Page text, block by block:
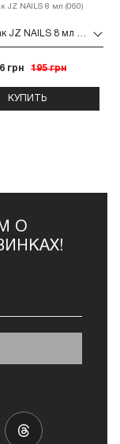
JZ NAILS 8 мл (060)
Гель-лак JZ NAILS 8 мл (060)
грн 195 грн
КУПИТЬ
О